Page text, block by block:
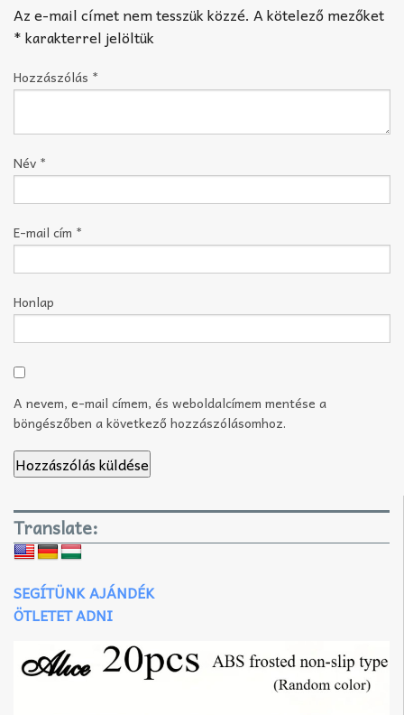
Az e-mail címet nem tesszük közzé. A kötelező mezőket
*karakterrel jelöltük
Hozzászólás *
Név *
E-mail cím *
Honlap
A nevem, e-mail címem, és weboldalcímem mentése a
böngészőben a következő hozzászólásomhoz.
Translate:
SEGÍTÜNK AJÁNDÉK
ÖTLETET ADNI